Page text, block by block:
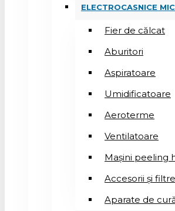
ELECTROCASNICE
Fier de călcat
Aburitori
Aspiratoare
Umidificatoare
Aeroterme
Ventilatoare
Mașini peeling
Accesorii și
Aparate de